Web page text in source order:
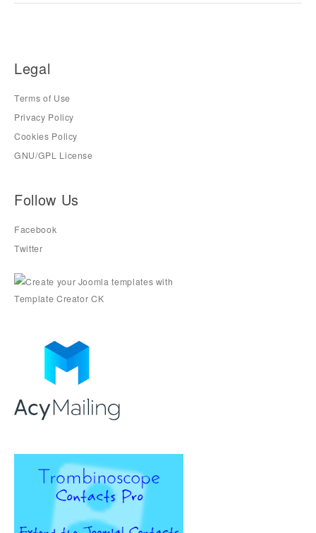
Legal
Terms of Use
Privacy Policy
Cookies Policy
GNU/GPL License
Follow Us
Facebook
Twitter